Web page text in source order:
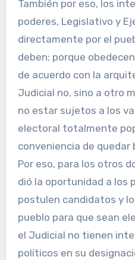
También por eso, los
poderes, Legislativo y
directamente por el
deben; porque
de acuerdo con la
Judicial no, sino a otro
no estar sujetos a los
electoral totalmente
conveniencia de quedar
Por eso, para los otros
dió la oportunidad a los
postulen candidatos y
pueblo para que sean
el Judicial no tienen
políticos en su